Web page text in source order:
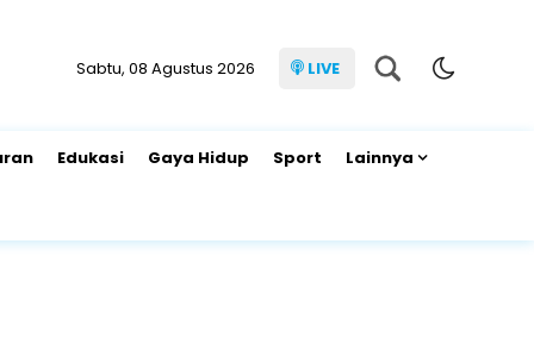
Sabtu, 08 Agustus 2026 LIVE
Edukasi Gaya Hidup Sport Lainnya